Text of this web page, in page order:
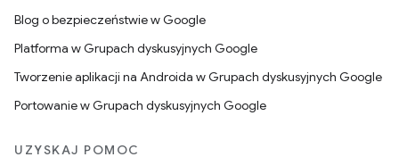
Blog o bezpieczeństwie w Google
Platforma w Grupach dyskusyjnych Google
Tworzenie aplikacji na Androida w Grupach dyskusyjnych Google
Portowanie w Grupach dyskusyjnych Google
UZYSKAJ POMOC